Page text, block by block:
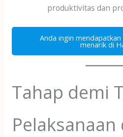
produktivitas dan
Anda ingin
menarik di
Tahap demi
Pelaksanaan